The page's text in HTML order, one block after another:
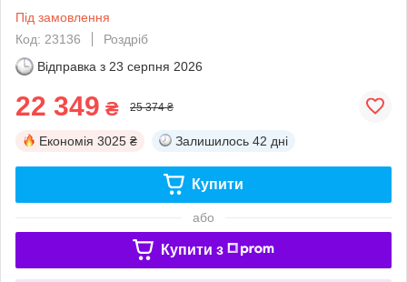
Під замовлення
Код: 23136
Роздріб
Відправка з 23 серпня 2026
22 349 ₴ 25 374 ₴
Економія 3025 ₴ Залишилось 42 дні
Купити
або
Купити з